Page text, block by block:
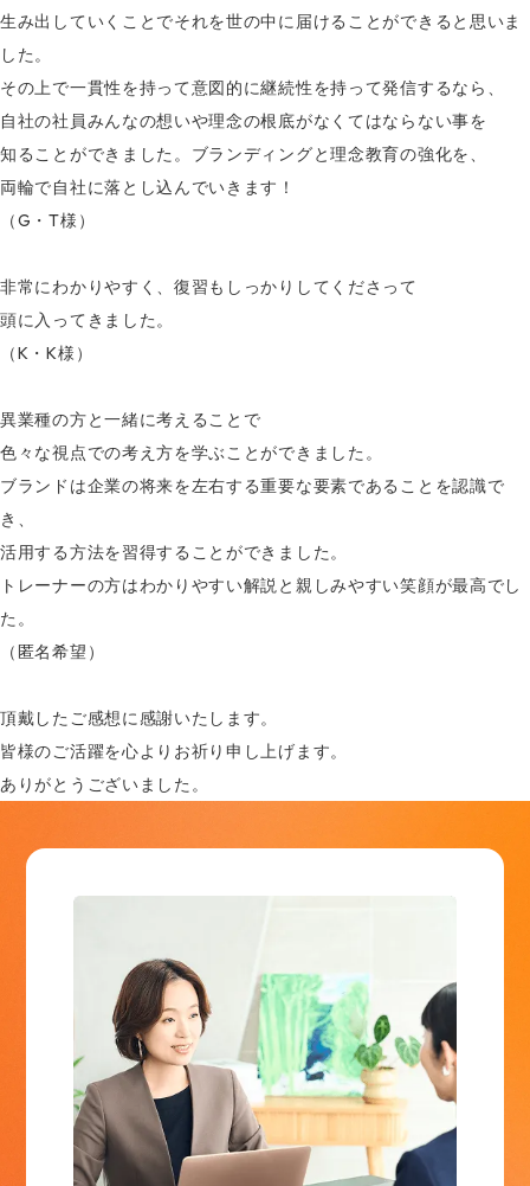
生み出していくことでそれを世の中に届けることができると思いま
した。
その上で一貫性を持って意図的に継続性を持って発信するなら、
自社の社員みんなの想いや理念の根底がなくてはならない事を
知ることができました。ブランディングと理念教育の強化を、
両輪で自社に落とし込んでいきます！
（G・T様）
非常にわかりやすく、復習もしっかりしてくださって
頭に入ってきました。
（K・K様）
異業種の方と一緒に考えることで
色々な視点での考え方を学ぶことができました。
ブランドは企業の将来を左右する重要な要素であることを認識で
き、
活用する方法を習得することができました。
トレーナーの方はわかりやすい解説と親しみやすい笑顔が最高でし
た。
（匿名希望）
頂戴したご感想に感謝いたします。
皆様のご活躍を心よりお祈り申し上げます。
ありがとうございました。